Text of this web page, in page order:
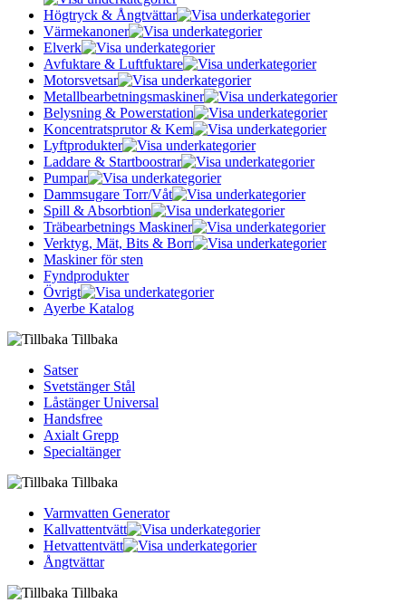
Högtryck & Ångtvättar
Värmekanoner
Elverk
Avfuktare & Luftfuktare
Motorsvetsar
Metallbearbetningsmaskiner
Belysning & Powerstation
Koncentratsprutor & Kem
Lyftprodukter
Laddare & Startboostrar
Pumpar
Dammsugare Torr/Våt
Spill & Absorbtion
Träbearbetnings Maskiner
Verktyg, Mät, Bits & Borr
Maskiner för sten
Fyndprodukter
Övrigt
Ayerbe Katalog
Tillbaka
Satser
Svetstänger Stål
Låstänger Universal
Handsfree
Axialt Grepp
Specialtänger
Tillbaka
Varmvatten Generator
Kallvattentvätt
Hetvattentvätt
Ångtvättar
Tillbaka